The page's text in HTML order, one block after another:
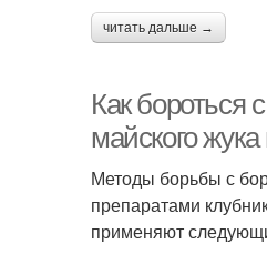
читать дальше →
Как бороться
майского
Методы борьбы с
препаратами
применяют